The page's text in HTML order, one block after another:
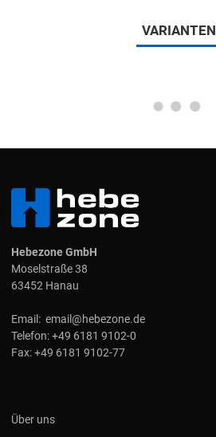
VARIANTEN
Hebezone GmbH
Moselstraße 38
63452 Hanau
Email: email@hebezone.de
Telefon:+49 6181 9102-0
Fax:+49 6181 9102-77
Über uns